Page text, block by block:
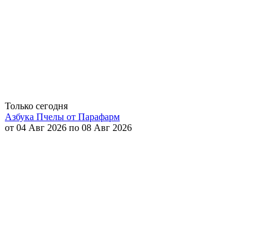
Только сегодня
Азбука Пчелы от Парафарм
от 04 Авг 2026 по 08 Авг 2026